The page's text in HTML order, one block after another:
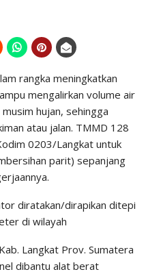
rangka meningkatkan
mengalirkan volume air
hujan, sehingga
atau jalan. TMMD 128
0203/Langkat untuk
parit) sepanjang
diratakan/dirapikan ditepi
di wilayah
Langkat Prov. Sumatera
dibantu alat berat